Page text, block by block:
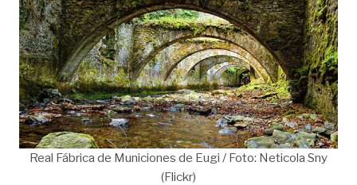
Real Fábrica de Municiones de Eugi / Foto: Neticola Sny
(Flickr)